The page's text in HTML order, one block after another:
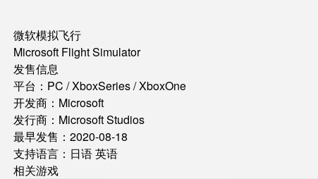
微软模拟飞行
Microsoft Flight Simulator
发售信息
平台：PC / XboxSeries / XboxOne
开发商：Microsoft
发行商：Microsoft Studios
最早发售：2020-08-18
支持语言：日语 英语
相关游戏